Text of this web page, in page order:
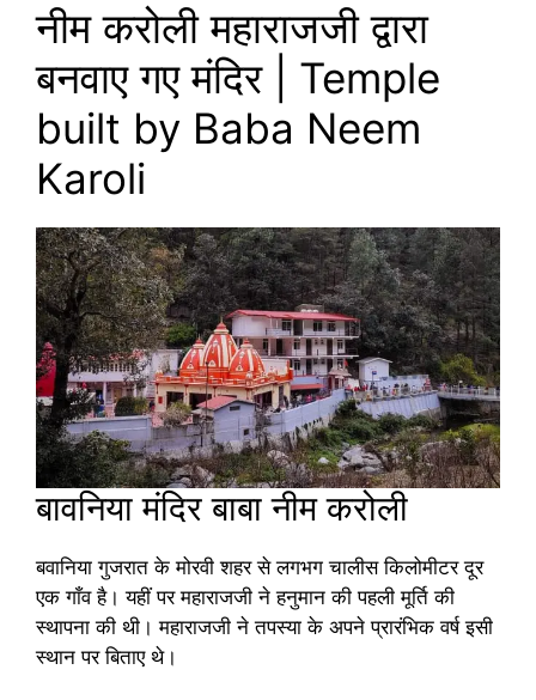
नीम करोली महाराजजी द्वारा
बनवाए गए मंदिर | Temple
built by Baba Neem
Karoli
बावनिया मंदिर बाबा नीम करोली
बवानिया गुजरात के मोरवी शहर से लगभग चालीस किलोमीटर दूर
एक गाँव है। यहीं पर महाराजजी ने हनुमान की पहली मूर्ति की
स्थापना की थी। महाराजजी ने तपस्या के अपने प्रारंभिक वर्ष इसी
स्थान पर बिताए थे।